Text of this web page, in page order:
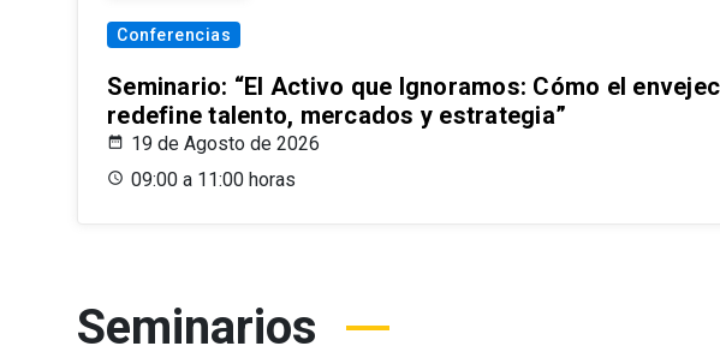
Conferencias
Seminario: “El Activo que Ignoramos: Cómo el
redefine talento, mercados y estrategia”
19 de Agosto de 2026
09:00 a 11:00 horas
Seminarios